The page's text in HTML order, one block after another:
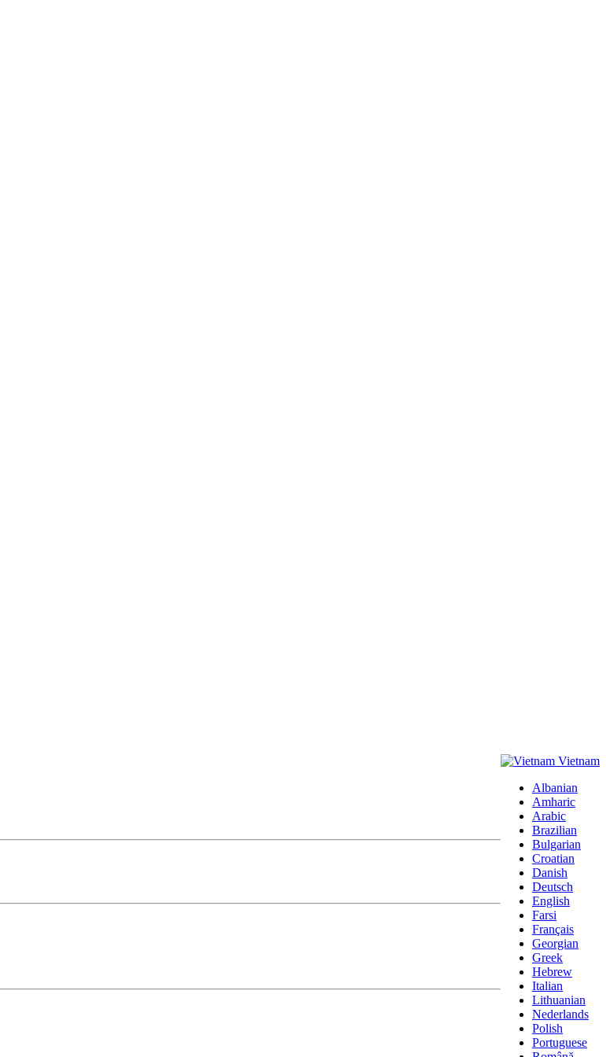
Vietnam
Albanian
Amharic
Arabic
Brazilian
Bulgarian
Croatian
Danish
Deutsch
English
Farsi
Français
Georgian
Greek
Hebrew
Italian
Lithuanian
Nederlands
Polish
Portuguese